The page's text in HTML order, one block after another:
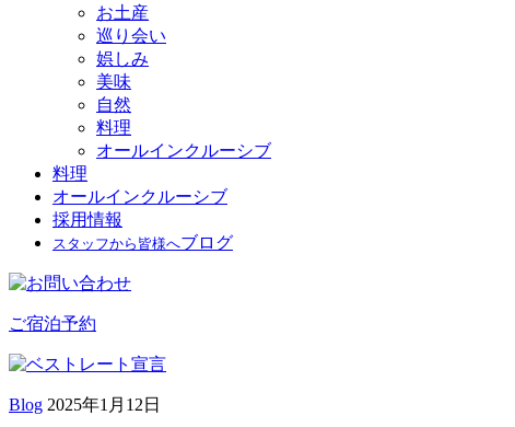
お土産
巡り会い
娯しみ
美味
自然
料理
オールインクルーシブ
料理
オールインクルーシブ
採用情報
スタッフから皆様へブログ
ご宿泊予約
Blog 2025年1月12日